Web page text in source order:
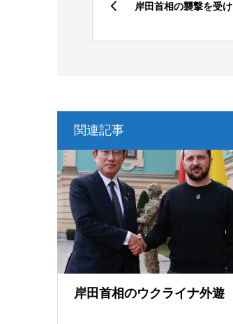
岸田首相の襲撃を受け
関連記事
岸田首相のウクライナ外遊